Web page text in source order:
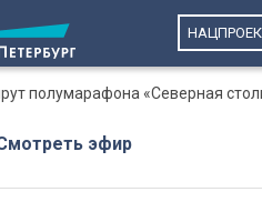
полумарафона «Северная
эфир